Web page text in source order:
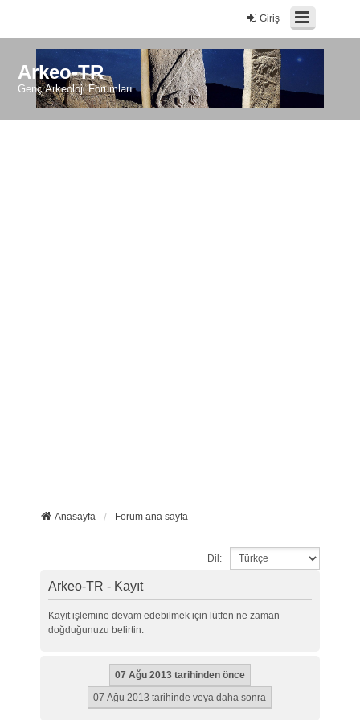
Giriş
Arkeo-TR
Genç Arkeoloji Forumları
Anasayfa Forum ana sayfa
Dil:
Arkeo-TR - Kayıt
Kayıt işlemine devam edebilmek için lütfen ne zaman
doğduğunuzu belirtin.